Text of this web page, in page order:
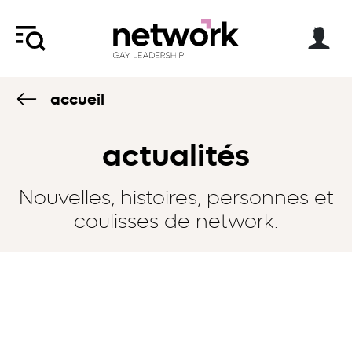
accueil
actualités
Nouvelles, histoires, personnes et
coulisses de network.